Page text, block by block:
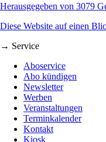
Herausgegeben von 3079
Diese Website auf einen
→ Service
Aboservice
Abo kündigen
Newsletter
Werben
Veranstaltungen
Terminkalender
Kontakt
Kiosk